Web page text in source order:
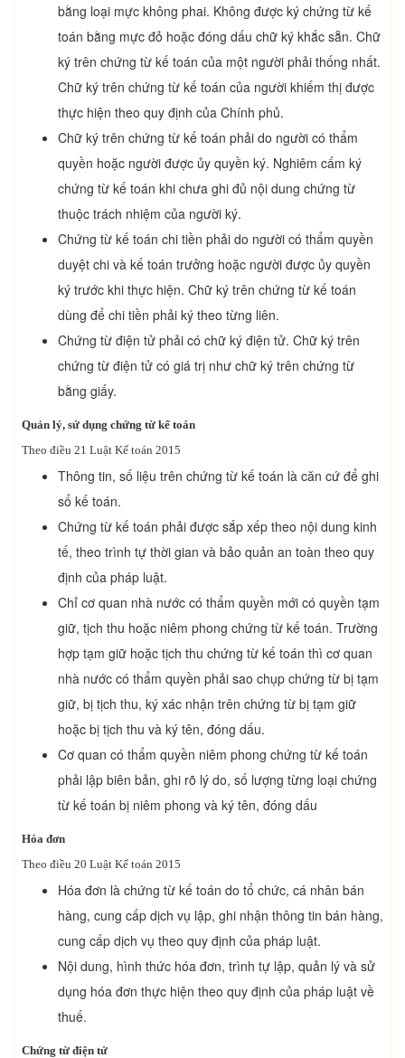
bằng loại mực không phai. Không được ký chứng từ kế
toán bằng mực đỏ hoặc đóng dấu chữ ký khắc sẵn. Chữ
ký trên chứng từ kế toán của một người phải thống nhất.
Chữ ký trên chứng từ kế toán của người khiếm thị được
thực hiện theo quy định của Chính phủ.
Chữ ký trên chứng từ kế toán phải do người có thẩm
quyền hoặc người được ủy quyền ký. Nghiêm cấm ký
chứng từ kế toán khi chưa ghi đủ nội dung chứng từ
thuộc trách nhiệm của người ký.
Chứng từ kế toán chi tiền phải do người có thẩm quyền
duyệt chi và kế toán trưởng hoặc người được ủy quyền
ký trước khi thực hiện. Chữ ký trên chứng từ kế toán
dùng để chi tiền phải ký theo từng liên.
Chứng từ điện tử phải có chữ ký điện tử. Chữ ký trên
chứng từ điện tử có giá trị như chữ ký trên chứng từ
bằng giấy.
Quản lý, sử dụng chứng từ kế toán
Theo điều 21 Luật Kế toán 2015
Thông tin, số liệu trên chứng từ kế toán là căn cứ để ghi
sổ kế toán.
Chứng từ kế toán phải được sắp xếp theo nội dung kinh
tế, theo trình tự thời gian và bảo quản an toàn theo quy
định của pháp luật.
Chỉ cơ quan nhà nước có thẩm quyền mới có quyền tạm
giữ, tịch thu hoặc niêm phong chứng từ kế toán. Trường
hợp tạm giữ hoặc tịch thu chứng từ kế toán thì cơ quan
nhà nước có thẩm quyền phải sao chụp chứng từ bị tạm
giữ, bị tịch thu, ký xác nhận trên chứng từ bị tạm giữ
hoặc bị tịch thu và ký tên, đóng dấu.
Cơ quan có thẩm quyền niêm phong chứng từ kế toán
phải lập biên bản, ghi rõ lý do, số lượng từng loại chứng
từ kế toán bị niêm phong và ký tên, đóng dấu
Hóa đơn
Theo điều 20 Luật Kế toán 2015
Hóa đơn là chứng từ kế toán do tổ chức, cá nhân bán
hàng, cung cấp dịch vụ lập, ghi nhận thông tin bán hàng,
cung cấp dịch vụ theo quy định của pháp luật.
Nội dung, hình thức hóa đơn, trình tự lập, quản lý và sử
dụng hóa đơn thực hiện theo quy định của pháp luật về
thuế.
Chứng từ điện tử